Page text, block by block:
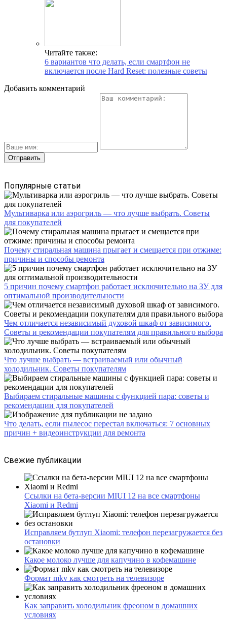
Читайте также:
6 вариантов что делать, если смартфон не
включается после Hard Reset: полезные советы
Добавить комментарий
Популярные статьи
Мультиварка или аэрогриль — что лучше выбрать. Советы
для покупателей
Почему стиральная машина прыгает и смещается при отжиме:
причины и способы ремонта
5 причин почему смартфон работает исключительно на ЗУ для
оптимальной производительности
Чем отличается независимый духовой шкаф от зависимого.
Советы и рекомендации покупателям для правильного выбора
Что лучше выбрать — встраиваемый или обычный
холодильник. Советы покупателям
Выбираем стиральные машины с функцией пара: советы и
рекомендации для покупателей
Что делать, если пылесос перестал включаться: 7 основных
причин + видеоинструкции для ремонта
Свежие публикации
Ссылки на бета-версии MIUI 12 на все смартфоны
Xiaomi и Redmi
Исправляем бутлуп Xiaomi: телефон перезагружается без
остановки
Какое молоко лучше для капучино в кофемашине
Формат mkv как смотреть на телевизоре
Как заправить холодильник фреоном в домашних
условиях